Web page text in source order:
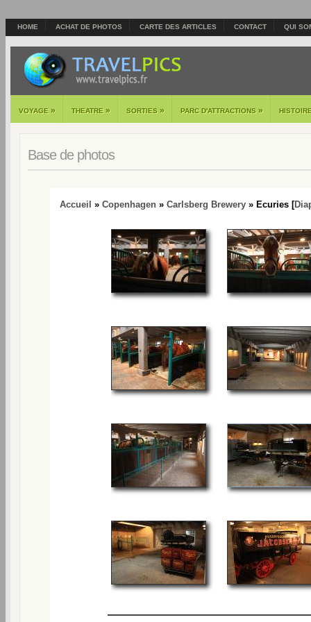
HOME ACHAT DE PHOTOS CARTE DES ARTICLES CONTACT QUI
VOYAGE » THEATRE » SORTIES » PARC D'ATTRACTIONS »
Base de photos
Accueil » Copenhagen » Carlsberg Brewery » Ecuries [